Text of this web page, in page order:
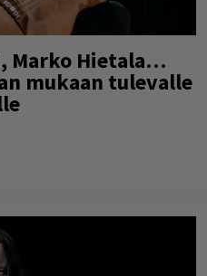
Marko Hietala…
mukaan tulevalle